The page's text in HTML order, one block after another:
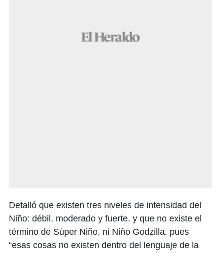
Detalló que existen tres niveles de intensidad del
Niño: débil, moderado y fuerte, y que no existe el
término de Súper Niño, ni Niño Godzilla, pues
“esas cosas no existen dentro del lenguaje de la